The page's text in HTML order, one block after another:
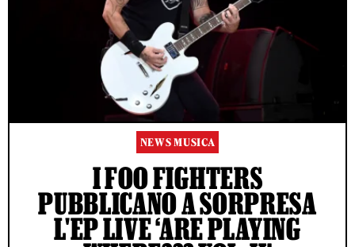
NEWS MUSICA
I FOO FIGHTERS
PUBBLICANO A SORPRESA
L'EP LIVE ‘ARE PLAYING